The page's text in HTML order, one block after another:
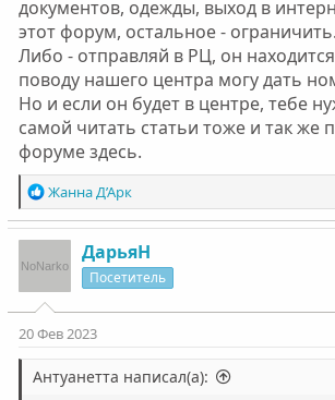
документов, одежды, выход в
этот форум, остальное - ограничить.
Либо - отправляй в РЦ, он
поводу нашего центра могу дать
Но и если он будет в центре, тебе
самой читать статьи тоже и так же
форуме здесь.
Р
е
а
ц
и
и
:
Жанна Д’Арк
ДарьяН
Посетитель
20 Фев 2023
Антуанетта написал(а):